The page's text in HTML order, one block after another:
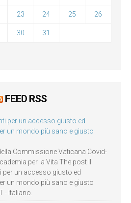
23 24 25 26
30 31
FEED RSS
per un accesso giusto ed
un mondo più sano e giusto
Commissione Vaticana Covid-
per la Vita The post Il
un accesso giusto ed
un mondo più sano e giusto
- Italiano.